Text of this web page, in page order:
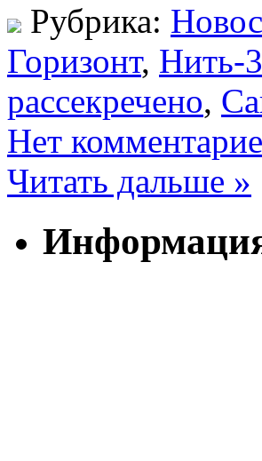
Рубрика:
Горизонт, Нить-3
рассекречено,
Нет
Читать дальше »